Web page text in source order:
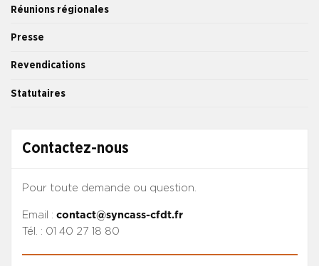
Réunions régionales
Presse
Revendications
Statutaires
Contactez-nous
Pour toute demande ou question.
Email : contact@syncass-cfdt.fr
Tél. : 01 40 27 18 80